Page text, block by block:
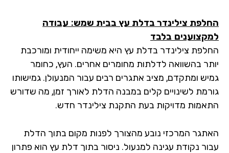
צילינדר בדלת עץ בבית שמש: עבודה
בלבד
צילינדר בדלת עץ היא משימה ייחודית ומורכבת
בהשוואה לדלתות מחומרים אחרים. העץ, כחומר
ומתקדם, מציב אתגרים רבים עבור המנעולן. גמישותו
לשינויים קלים במבנה הדלת לאורך זמן, מה שדורש
מדויקות בעת התקנת צילינדר חדש.
המרכזי נובע מהצורך לפנות מקום בתוך הדלת
נקודת עגינה למנעול. ניסור בתוך דלת עץ הוא פתרון